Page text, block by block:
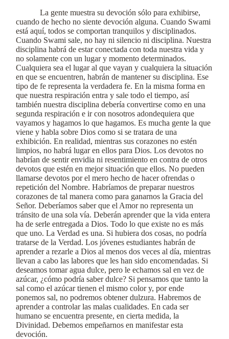
La gente muestra su devoción sólo para exhibirse,
cuando de hecho no siente devoción alguna. Cuando Swami
está aquí, todos se comportan tranquilos y disciplinados.
Cuando Swami sale, no hay ni silencio ni disciplina. Nuestra
disciplina habrá de estar conectada con toda nuestra vida y
no solamente con un lugar y momento determinados.
Cualquiera sea el lugar al que vayan y cualquiera la situación
en que se encuentren, habrán de mantener su disciplina. Ese
tipo de fe representa la verdadera fe. En la misma forma en
que nuestra respiración entra y sale todo el tiempo, así
también nuestra disciplina debería convertirse como en una
segunda respiración e ir con nosotros adondequiera que
vayamos y hagamos lo que hagamos. Es mucha gente la que
viene y habla sobre Dios como si se tratara de una
exhibición. En realidad, mientras sus corazones no estén
limpios, no habrá lugar en ellos para Dios. Los devotos no
habrían de sentir envidia ni resentimiento en contra de otros
devotos que estén en mejor situación que ellos. No pueden
llamarse devotos por el mero hecho de hacer ofrendas o
repetición del Nombre. Habríamos de preparar nuestros
corazones de tal manera como para ganarnos la Gracia del
Señor. Deberíamos saber que el Amor no representa un
tránsito de una sola vía. Deberán aprender que la vida entera
ha de serle entregada a Dios. Todo lo que existe no es más
que uno. La Verdad es una. Si hubiera dos cosas, no podría
tratarse de la Verdad. Los jóvenes estudiantes habrán de
aprender a rezarle a Dios al menos dos veces al día, mientras
llevan a cabo las labores que les han sido encomendadas. Si
deseamos tomar agua dulce, pero le echamos sal en vez de
azúcar, ¿cómo podría saber dulce? Si pensamos que tanto la
sal como el azúcar tienen el mismo color y, por ende
ponemos sal, no podremos obtener dulzura. Habremos de
aprender a controlar las malas cualidades. En cada ser
humano se encuentra presente, en cierta medida, la
Divinidad. Debemos empeñarnos en manifestar esta
devoción.